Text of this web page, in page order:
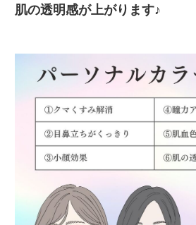
肌の透明感が上がります♪